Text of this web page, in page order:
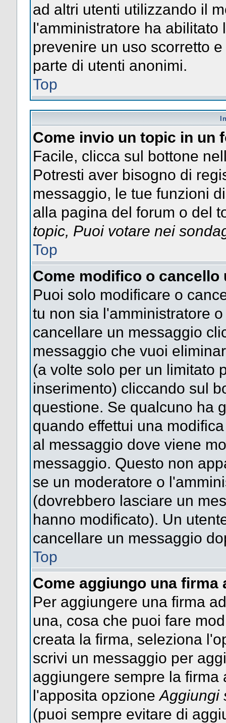
ad altri utenti utilizzando il
l'amministratore ha abilitato
prevenire un uso scorretto
parte di utenti anonimi.
Top
Come invio un topic in un
Facile, clicca sul bottone
Potresti aver bisogno di
messaggio, le tue funzioni
alla pagina del forum o del
topic, Puoi votare nei
Top
Come modifico o cancello
Puoi solo modificare o
tu non sia l'amministratore
cancellare un messaggio
messaggio che vuoi
(a volte solo per un limitato
inserimento) cliccando sul
questione. Se qualcuno ha
quando effettui una
al messaggio dove viene
messaggio. Questo non
se un moderatore o
(dovrebbero lasciare un
hanno modificato). Un
cancellare un messaggio
Top
Come aggiungo una firma
Per aggiungere una firma
una, cosa che puoi fare
creata la firma, seleziona
scrivi un messaggio per
aggiungere sempre la
l'apposita opzioneAggiungi
(puoi sempre evitare di